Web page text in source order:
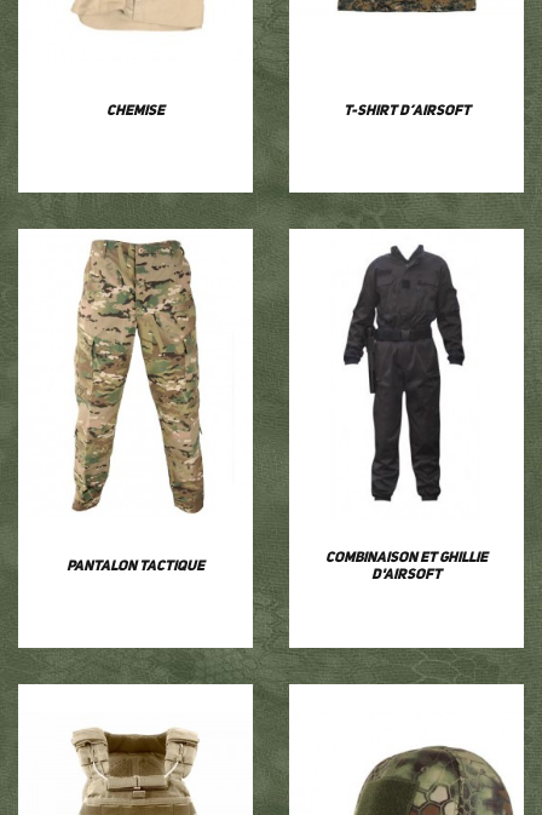
Chemise T-shirt d’airsoft
Pantalon tactique
Combinaison et ghillie
d'airsoft